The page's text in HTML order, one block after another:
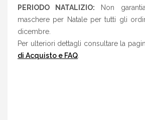
PERIODO NATALIZIO: Non
maschere per Natale per tutti gli
dicembre.
Per ulteriori dettagli consultare la
di Acquisto e FAQ